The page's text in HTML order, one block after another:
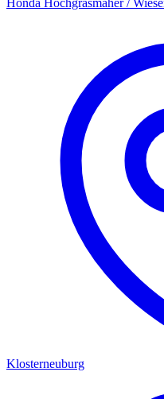
Honda Hochgrasmäher /
Klosterneuburg